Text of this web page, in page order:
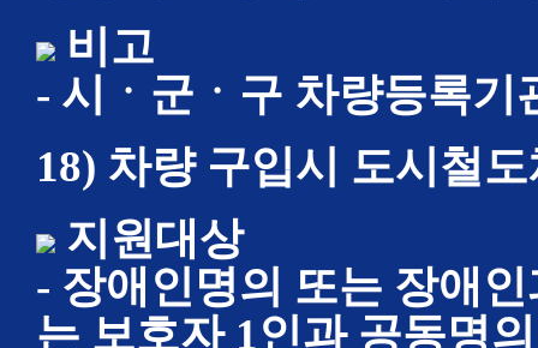
비고
- 시ㆍ군ㆍ구 차량등록기
18) 차량 구입시 도시철
지원대상
- 장애인명의 또는 장애
는 보호자 1인과 공동명